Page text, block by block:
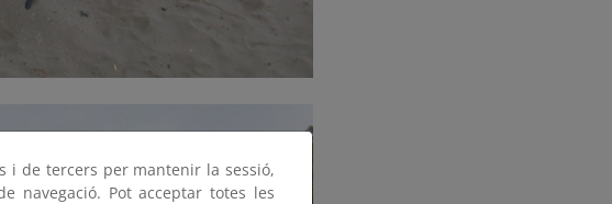
i de tercers per mantenir la sessió,
navegació. Pot acceptar totes les